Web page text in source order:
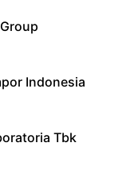
Indonesia
Tbk